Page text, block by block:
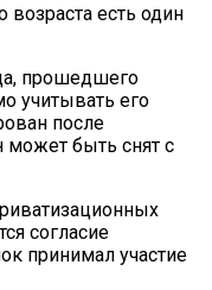
возраста есть один
прошедшего
учитывать его
после
может быть снят с
согласие
принимал участие